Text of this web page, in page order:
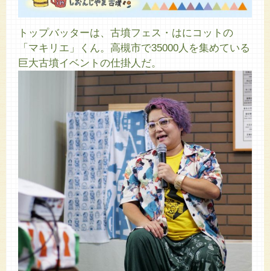
トップバッターは、古墳フェス・はにコットの
「マキリエ」くん。高槻市で35000人を集めている
巨大古墳イベントの仕掛人だ。